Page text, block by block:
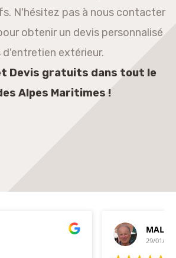
N'hésitez pas à nous contacter
obtenir un devis personnalisé
extérieur.
Devis gratuits dans tout le
Alpes Maritimes !